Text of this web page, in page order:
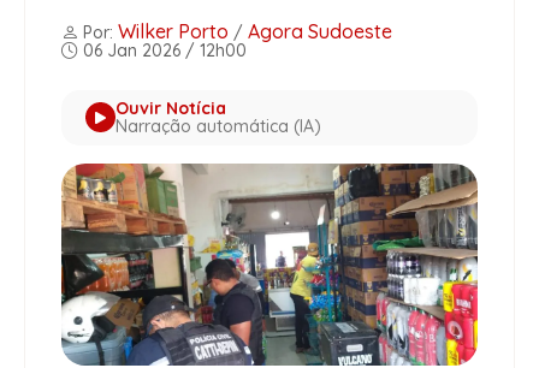
Por: Wilker Porto / Agora Sudoeste
06 Jan 2026 / 12h00
Ouvir Notícia
Narração automática (IA)